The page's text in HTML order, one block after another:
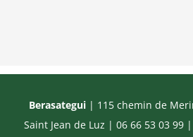
Berasategui| 115 chemin de
Saint Jean de Luz | 06 66 53 03 99 |